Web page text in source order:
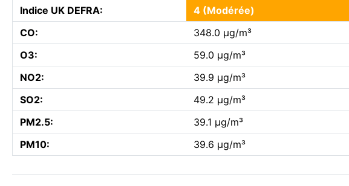
Indice UK DEFRA:
4 (Modérée)
CO:
348.0 µg/m³
O3:
59.0 µg/m³
NO2:
39.9 µg/m³
SO2:
49.2 µg/m³
PM2.5:
39.1 µg/m³
PM10:
39.6 µg/m³